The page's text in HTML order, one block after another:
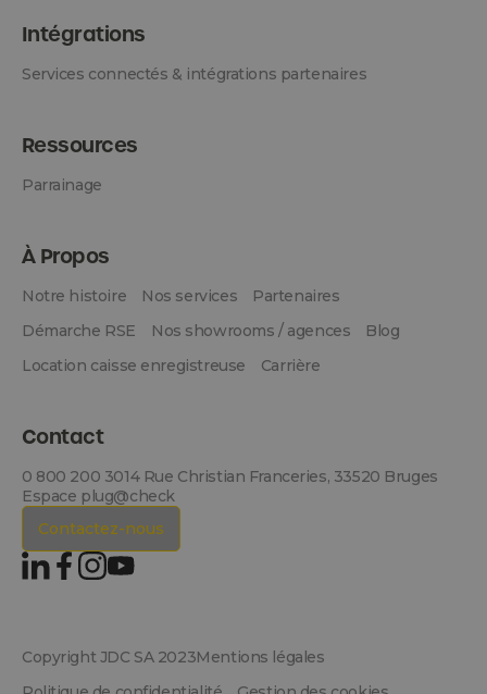
Intégrations
Services connectés & intégrations partenaires
Ressources
Parrainage
À Propos
Notre histoire Nos services
Partenaires
Démarche RSE
Nos showrooms / agences
Blog
Location caisse enregistreuse
Carrière
Contact
0 800 200 3014 Rue Christian Franceries, 33520 Bruges
Espace plug@check
Contactez-nous
Copyright JDC SA 2023Mentions légales